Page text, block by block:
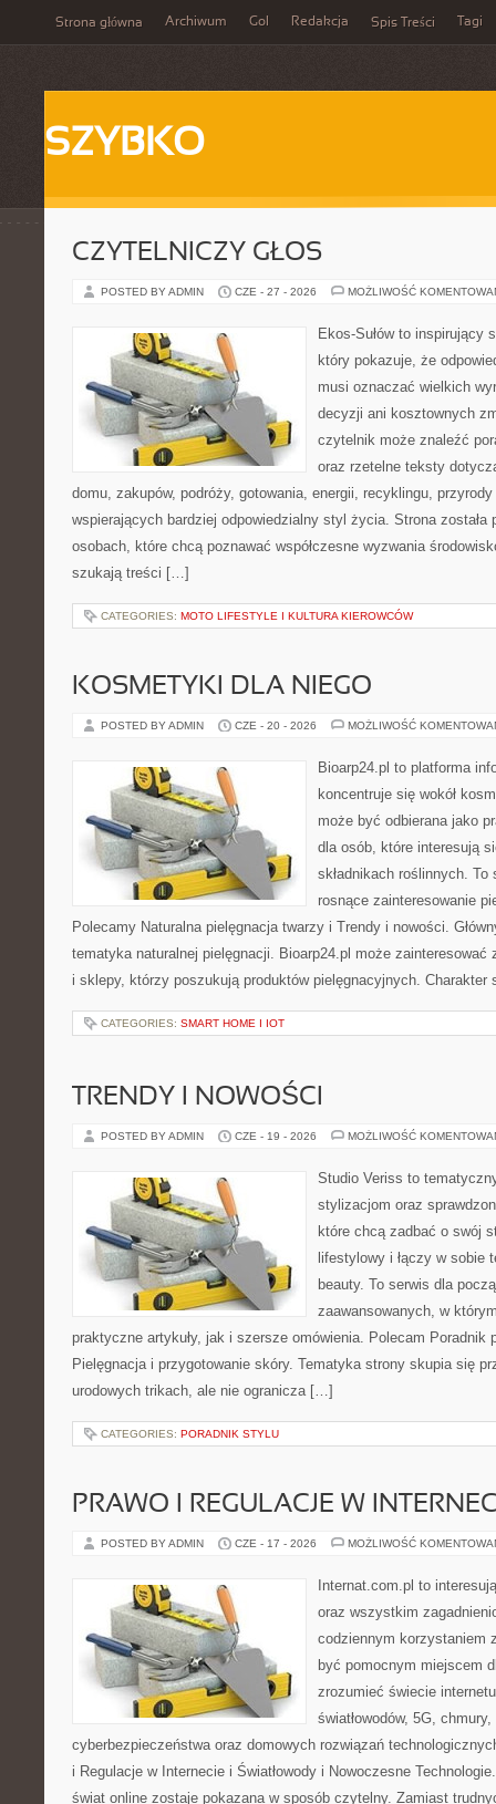
Strona główna Archiwum Gol Redakcja Spis Treści Tagi
SZYBKO
CZYTELNICZY GŁOS
POSTED BY ADMIN CZE - 27 - 2026 MOŻLIWOŚĆ
Ekos-Sułów to inspirujący
który pokazuje, że
musi oznaczać wielkich
decyzji ani kosztownych
czytelnik może znaleźć
oraz rzetelne teksty
domu, zakupów, podróży, gotowania, energii, recyklingu,
wspierających bardziej odpowiedzialny styl życia. Strona została
osobach, które chcą poznawać współczesne wyzwania
szukają treści […]
CATEGORIES: MOTO LIFESTYLE I KULTURA KIEROWCÓW
KOSMETYKI DLA NIEGO
POSTED BY ADMIN CZE - 20 - 2026 MOŻLIWOŚĆ
Bioarp24.pl to platforma
koncentruje się wokół
może być odbierana jako
dla osób, które interesują
składnikach roślinnych.
rosnące zainteresowanie
Polecamy Naturalna pielęgnacja twarzy i Trendy i nowości.
tematyka naturalnej pielęgnacji. Bioarp24.pl może zainteresować
i sklepy, którzy poszukują produktów pielęgnacyjnych.
CATEGORIES: SMART HOME I IOT
TRENDY I NOWOŚCI
POSTED BY ADMIN CZE - 19 - 2026 MOŻLIWOŚĆ
Studio Veriss to
stylizacjom oraz
które chcą zadbać o swój
lifestylowy i łączy w sobie
beauty. To serwis dla
zaawansowanych, w
praktyczne artykuły, jak i szersze omówienia. Polecam
Pielęgnacja i przygotowanie skóry. Tematyka strony skupia się
urodowych trikach, ale nie ogranicza […]
CATEGORIES: PORADNIK STYLU
PRAWO I REGULACJE W
POSTED BY ADMIN CZE - 17 - 2026 MOŻLIWOŚĆ
Internat.com.pl to
oraz wszystkim
codziennym korzystaniem
być pomocnym miejscem
zrozumieć świecie
światłowodów, 5G,
cyberbezpieczeństwa oraz domowych rozwiązań
i Regulacje w Internecie i Światłowody i Nowoczesne
świat online zostaje pokazana w sposób czytelny. Zamiast